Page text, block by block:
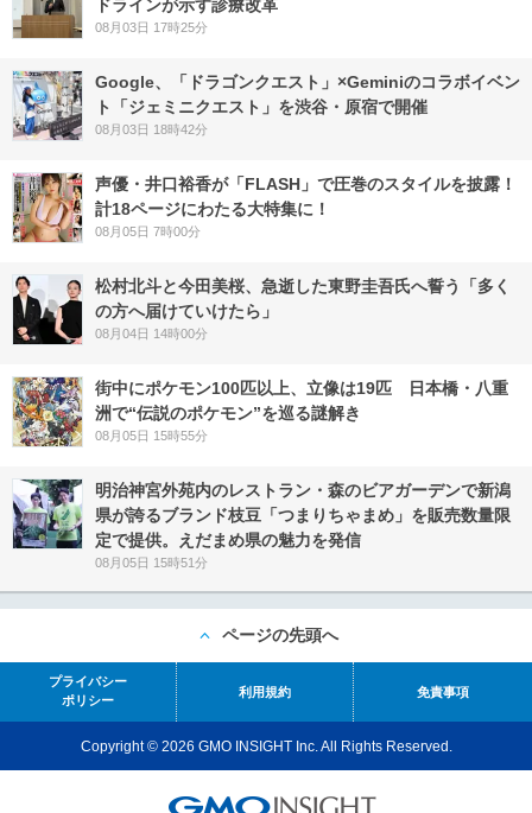
ドラインが示す診療改革
08月03日 17時25分
Google、「ドラゴンクエスト」×Geminiのコラボイベン
ト「ジェミニクエスト」を渋谷・原宿で開催
08月03日 18時42分
声優・井口裕香が「FLASH」で圧巻のスタイルを披露！
計18ページにわたる大特集に！
08月05日 7時00分
松村北斗と今田美桜、急逝した東野圭吾氏へ誓う「多く
の方へ届けていけたら」
08月04日 14時00分
街中にポケモン100匹以上、立像は19匹 日本橋・八重
洲で“伝説のポケモン”を巡る謎解き
08月05日 15時55分
明治神宮外苑内のレストラン・森のビアガーデンで新潟
県が誇るブランド枝豆「つまりちゃまめ」を販売数量限
定で提供。えだまめ県の魅力を発信
08月05日 15時51分
ページの先頭へ
プライバシー
ポリシー
利用規約 免責事項
Copyright © 2026 GMO INSIGHT Inc. All Rights Reserved.